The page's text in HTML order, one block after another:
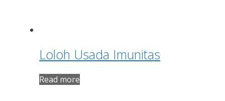
Loloh Usada Imunitas
Read more